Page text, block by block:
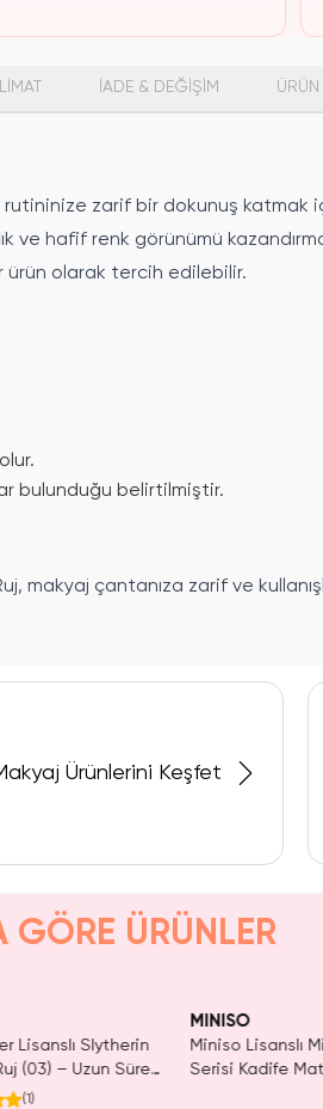
İADE & DEĞİŞİM ÜRÜN
zarif bir dokunuş katmak
hafif renk görünümü
ürün olarak tercih edilebilir.
bulunduğu belirtilmiştir.
çantanıza zarif ve
Ürünlerini Keşfet
GÖRE ÜRÜNLER
Lisanslı Slytherin
(03) – Uzun Süre
Pigmentli Mat
(1)
MINISO
Miniso Lisanslı
Serisi Kadife